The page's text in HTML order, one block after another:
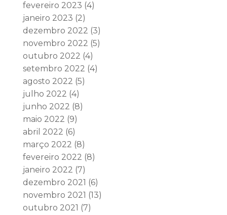
fevereiro 2023 (4)
janeiro 2023 (2)
dezembro 2022 (3)
novembro 2022 (5)
outubro 2022 (4)
setembro 2022 (4)
agosto 2022 (5)
julho 2022 (4)
junho 2022 (8)
maio 2022 (9)
abril 2022 (6)
março 2022 (8)
fevereiro 2022 (8)
janeiro 2022 (7)
dezembro 2021 (6)
novembro 2021 (13)
outubro 2021 (7)